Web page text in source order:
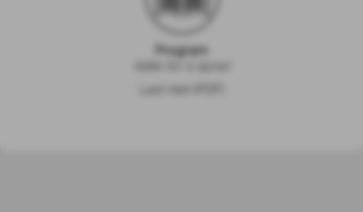
Program
Last ned (PDF)